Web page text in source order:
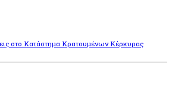
στο Κατάστημα Κρατουμένων Κέρκυρας